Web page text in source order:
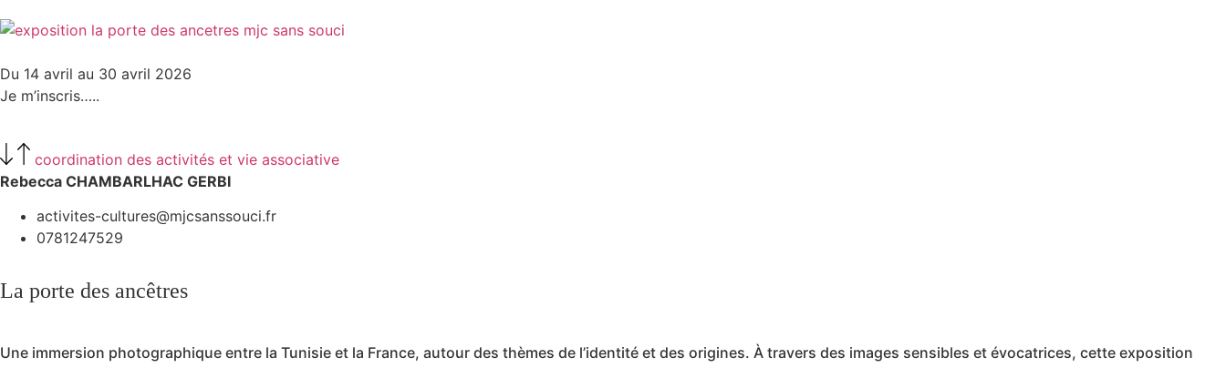
Du 14 avril au 30 avril 2026
Je m’inscris…..
coordination des activités et vie associative
Rebecca CHAMBARLHAC GERBI
activites-cultures@mjcsanssouci.fr
0781247529
La porte des ancêtres
Une immersion photographique entre la Tunisie et la France, autour des thèmes de l’identité et des origines. À travers des images sensibles et évocatrices, cette exposition